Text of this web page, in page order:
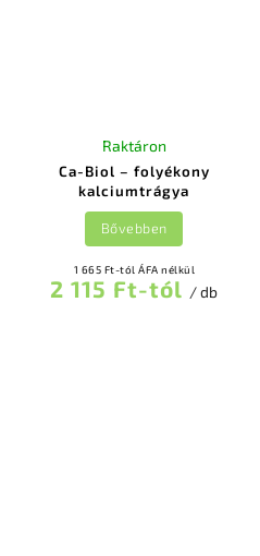
Ca-Biol – folyékony
kalciumtrágya
Raktáron
1 665 Ft-tól ÁFA nélkül
2 115 Ft-tól / db
Bővebben